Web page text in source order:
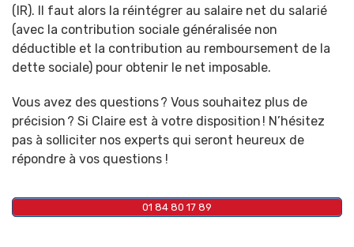
(IR). Il faut alors la réintégrer au salaire net du salarié
(avec la contribution sociale généralisée non
déductible et la contribution au remboursement de la
dette sociale) pour obtenir le net imposable.
Vous avez des questions ? Vous souhaitez plus de
précision ? Si Claire est à votre disposition ! N’hésitez
pas à solliciter nos experts qui seront heureux de
répondre à vos questions !
01 84 80 17 89